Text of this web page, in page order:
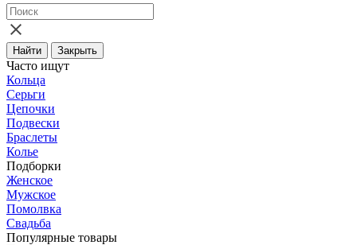
Найти Закрыть
Часто ищут
Кольца
Серьги
Цепочки
Подвески
Браслеты
Колье
Подборки
Женское
Мужское
Помолвка
Свадьба
Популярные товары